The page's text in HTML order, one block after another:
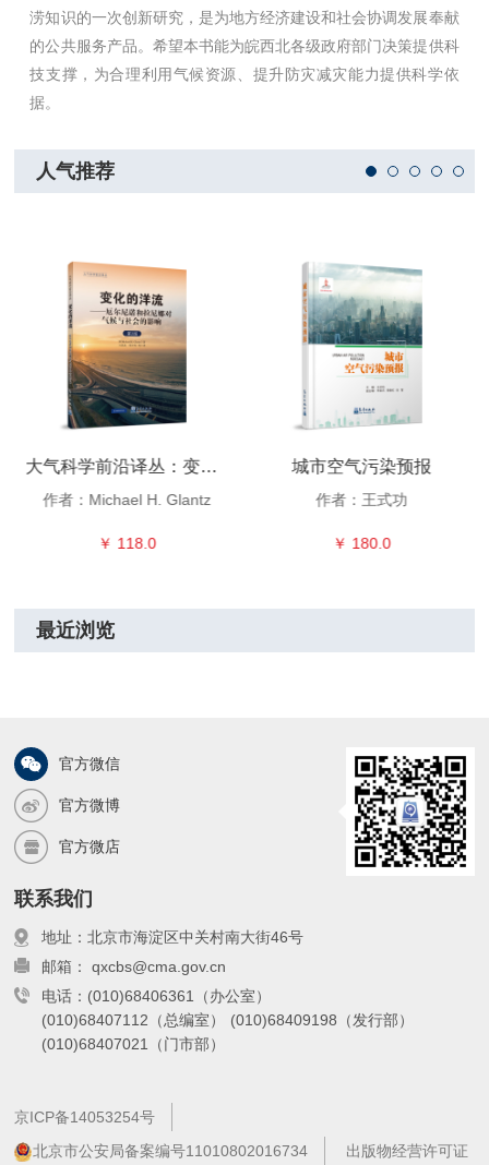
涝知识的一次创新研究，是为地方经济建设和社会协调发展奉献
的公共服务产品。希望本书能为皖西北各级政府部门决策提供科
技支撑，为合理利用气候资源、提升防灾减灾能力提供科学依
据。
人气推荐
大气科学前沿译丛：变化的洋流——厄尔尼诺和拉尼娜对气候与社会的影响（第2版）
作者：Michael H. Glantz
￥ 118.0
城市空气污染预报
作者：王式功
￥ 180.0
最近浏览
官方微信
官方微博
官方微店
联系我们
地址：北京市海淀区中关村南大街46号
邮箱： qxcbs@cma.gov.cn
电话：(010)68406361（办公室）
(010)68407112（总编室）
(010)68409198（发行部）
(010)68407021（门市部）
京ICP备14053254号
北京市公安局备案编号11010802016734
出版物经营许可证